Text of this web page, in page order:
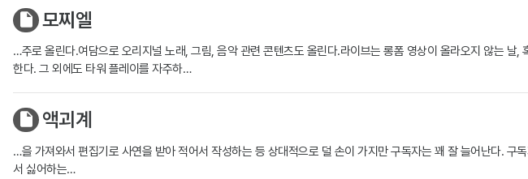
모찌엘
…주로 올린다.여담으로 오리지널 노래, 그림, 음악 관련 콘텐츠도 올린다.라이브는 롱폼 영상이 올라오지 않는
한다. 그 외에도 타워 플레이를 자주하…
액괴계
…을 가져와서 편집기로 사연을 받아 적어서 작성하는 등 상대적으로 덜 손이 가지만 구독자는 꽤 잘 늘어난다.
서 싫어하는…